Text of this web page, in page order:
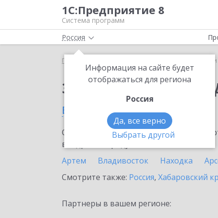
1С:Предприятие 8
Система программ
Россия
Информация на сайте будет
отображаться для региона
Россия
Да, все верно
Выбрать другой
Главная 1С-
Заказать 1С-Чеки
в Приморском крае
Ознакомьтесь с информационными
внедрение продукта.
Артем
Владивосток Находка
Смотрите также: Россия, Хабаровский
Партнеры в вашем регионе: